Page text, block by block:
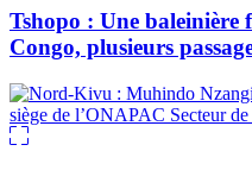
Tshopo : Une baleinière
Congo, plusieurs